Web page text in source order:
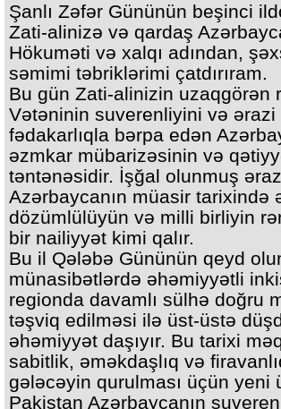
Şanlı Zəfər Gününün beşinci
Zati-alinizə və qardaş
Hökuməti və xalqı adından,
səmimi təbriklərimi çatdırıram.
Bu gün Zati-alinizin uzaqgörən
Vətəninin suverenliyini və ərazi
fədakarlıqla bərpa edən
əzmkar mübarizəsinin və
təntənəsidir. İşğal olunmuş
Azərbaycanın müasir tarixində
dözümlülüyün və milli birliyin
bir nailiyyət kimi qalır.
Bu il Qələbə Gününün qeyd
münasibətlərdə əhəmiyyətli
regionda davamlı sülhə doğru
təşviq edilməsi ilə üst-üstə
əhəmiyyət daşıyır. Bu tarixi
sabitlik, əməkdaşlıq və
gələcəyin qurulması üçün yeni
Pakistan Azərbaycanın